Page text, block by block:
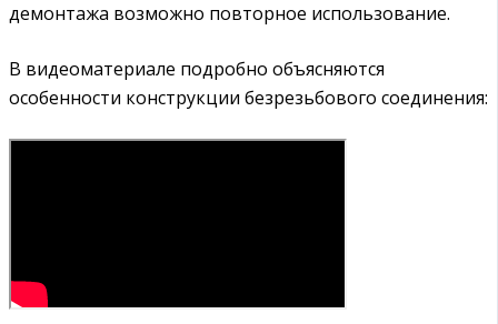
демонтажа возможно повторное использование.
В видеоматериале подробно объясняются
особенности конструкции безрезьбового соединения: